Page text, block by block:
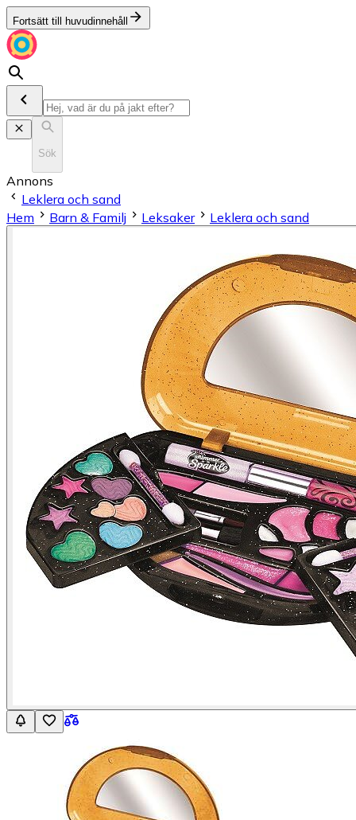
Fortsätt till huvudinnehåll
Sök
Annons
Leklera och sand
Hem
Barn & Familj Leksaker Leklera och sand